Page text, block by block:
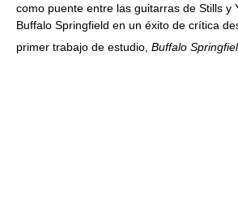
como puente entre las guitarras de Stills y
Buffalo Springfield en un éxito de crítica
primer trabajo de estudio, Buffalo